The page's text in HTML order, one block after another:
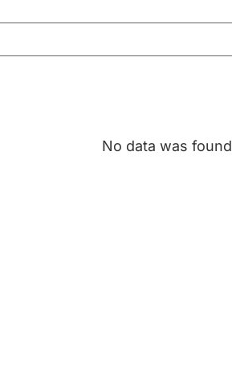
No data was found